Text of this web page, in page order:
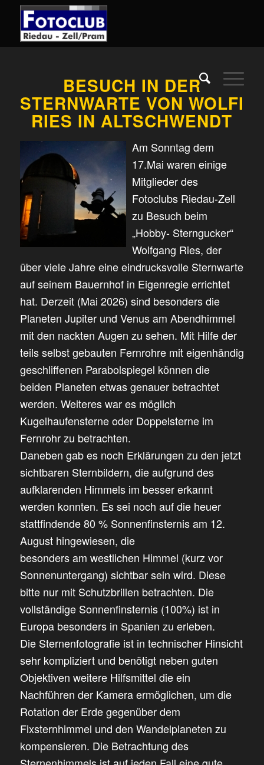
BESUCH IN DER
STERNWARTE VON WOLFI
RIES IN ALTSCHWENDT
Am Sonntag dem
17.Mai waren einige
Mitglieder des
Fotoclubs Riedau-Zell
zu Besuch beim
„Hobby- Sterngucker“
Wolfgang Ries, der
über viele Jahre eine eindrucksvolle Sternwarte
auf seinem Bauernhof in Eigenregie errichtet
hat. Derzeit (Mai 2026) sind besonders die
Planeten Jupiter und Venus am Abendhimmel
mit den nackten Augen zu sehen. Mit Hilfe der
teils selbst gebauten Fernrohre mit eigenhändig
geschliffenen Parabolspiegel können die
beiden Planeten etwas genauer betrachtet
werden. Weiteres war es möglich
Kugelhaufensterne oder Doppelsterne im
Fernrohr zu betrachten.
Daneben gab es noch Erklärungen zu den jetzt
sichtbaren Sternbildern, die aufgrund des
aufklarenden Himmels im besser erkannt
werden konnten. Es sei noch auf die heuer
stattfindende 80 % Sonnenfinsternis am 12.
August hingewiesen, die
besonders am westlichen Himmel (kurz vor
Sonnenuntergang) sichtbar sein wird. Diese
bitte nur mit Schutzbrillen betrachten. Die
vollständige Sonnenfinsternis (100%) ist in
Europa besonders in Spanien zu erleben.
Die Sternenfotografie ist in technischer Hinsicht
sehr kompliziert und benötigt neben guten
Objektiven weitere Hilfsmittel die ein
Nachführen der Kamera ermöglichen, um die
Rotation der Erde gegenüber dem
Fixsternhimmel und den Wandelplaneten zu
kompensieren. Die Betrachtung des